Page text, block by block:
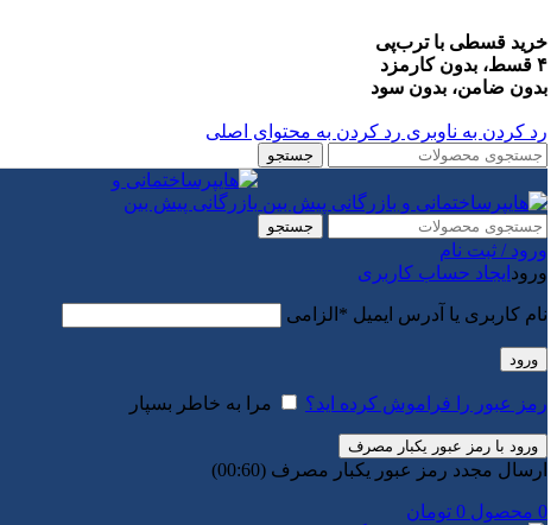
خرید قسطی با ترب‌پی
۴ قسط، بدون کارمزد
بدون ضامن، بدون سود
رد کردن به ناوبری رد کردن به محتوای اصلی
جستجو
جستجو
ورود / ثبت نام
ورود ایجاد حساب کاربری
نام کاربری یا آدرس ایمیل * الزامی
ورود
رمز عبور را فراموش کرده اید؟ مرا به خاطر بسپار
ورود با رمز عبور یکبار مصرف
ارسال مجدد رمز عبور یکبار مصرف (00:
60
)
0 محصول 0 تومان